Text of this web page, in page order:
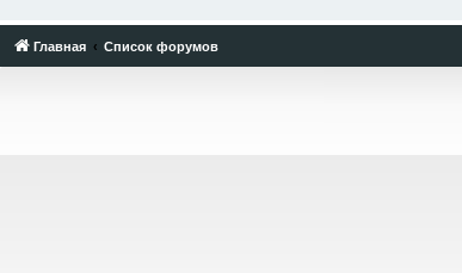
Главная Список форумов